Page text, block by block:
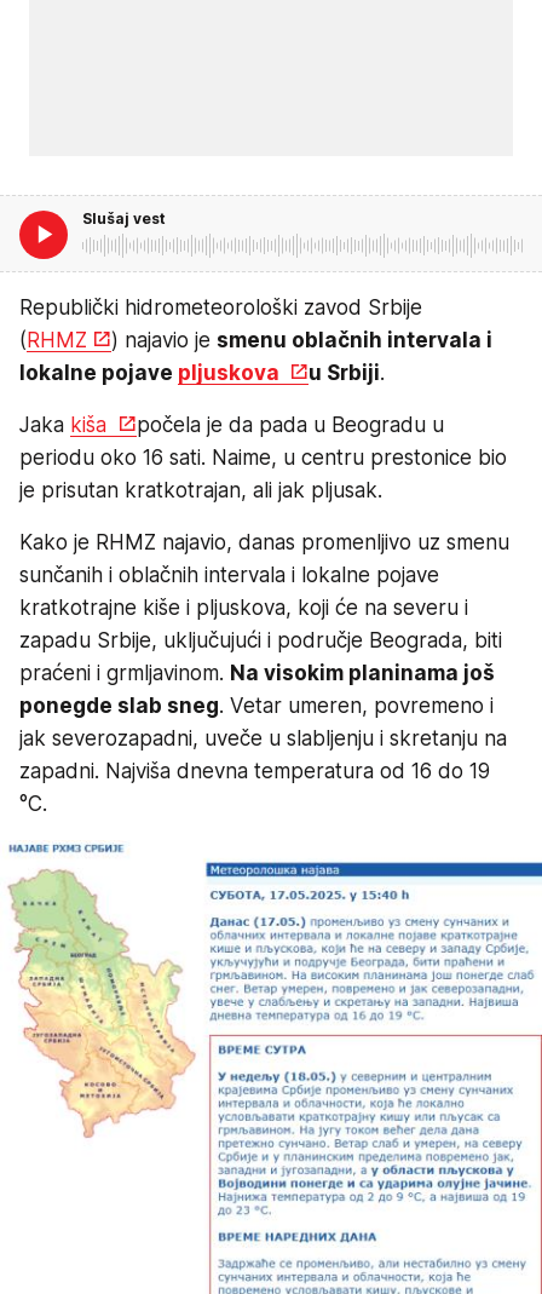
Slušaj vest
Republički hidrometeorološki zavod Srbije
(RHMZ ) najavio je smenu oblačnih intervala i
lokalne pojave pljuskova u Srbiji.
Jaka kiša
počela je da pada u Beogradu u
periodu oko 16 sati. Naime, u centru prestonice bio
je prisutan kratkotrajan, ali jak pljusak.
Kako je RHMZ najavio, danas promenljivo uz smenu
sunčanih i oblačnih intervala i lokalne pojave
kratkotrajne kiše i pljuskova, koji će na severu i
zapadu Srbije, uključujući i područje Beograda, biti
praćeni i grmljavinom. Na visokim planinama još
ponegde slab sneg. Vetar umeren, povremeno i
jak severozapadni, uveče u slabljenju i skretanju na
zapadni. Najviša dnevna temperatura od 16 do 19
°C.